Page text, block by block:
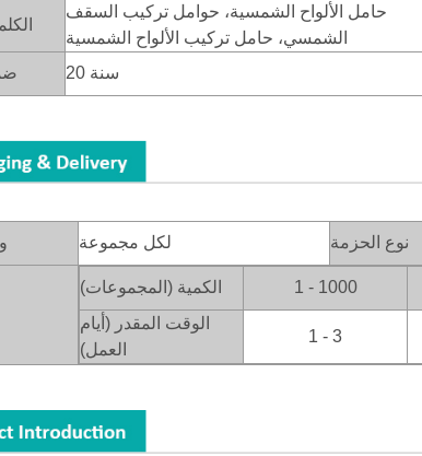
حامل الألواح الشمسية، حوامل تركيب السقف
الشمسي، حامل تركيب الألواح الشمسية
20 سنة
لكل مجموعة نوع الحزمة
الكمية (المجموعات) 1 - 1000
الوقت المقدر (أيام
العمل)
1 - 3